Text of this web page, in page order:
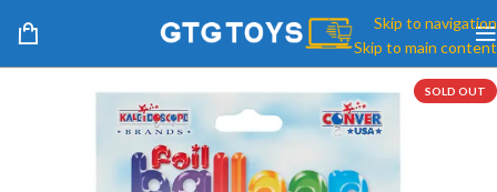
Skip to navigation
Skip to main content
SOLD OUT